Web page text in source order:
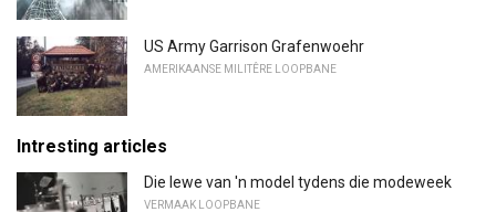
US Army Garrison Grafenwoehr
AMERIKAANSE MILITÊRE LOOPBANE
Intresting articles
Die lewe van 'n model tydens die modeweek
VERMAAK LOOPBANE